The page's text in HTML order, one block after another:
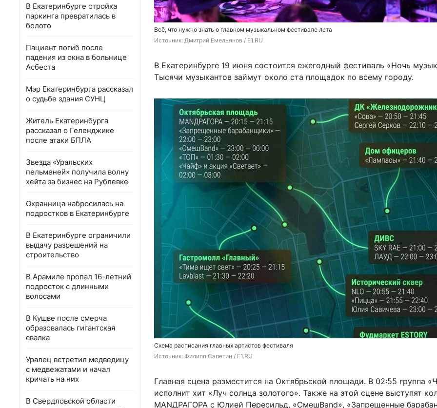
В Екатеринбурге стройка
паркинга превратилась в
болото
Пациент погиб после
падения из окна в больнице
Асбеста
Мэр Екатеринбурга рассказал
о судьбе здания СУНЦ
Житель Екатеринбурга
рассказал о Геленджике
после атаки БПЛА
Звезда «Уральских
пельменей» получила волну
хейта за бизнес на Рублевке
Охранница набросилась на
подростков в Екатеринбурге
В Екатеринбурге ограничили
выдачу разрешений на
строительство
В Арамиле пропал 16-летний
подросток с длинными
волосами
В Кушве после смерча
образовалась гигантская
свалка
Уралец встретил медведицу
с медвежатами и начал
кричать на них
В Свердловской области
Всё, что нужно знать о главном музыкальном фестивале лета
Источник: Дмитрий Емельянов / E1.RU
В Екатеринбурге 19 июня состоится ежегодный фестиваль «Ночь
Тысячи музыкантов займут около ста площадок по всему городу.
Схема расписания главных артистов фестиваля
Источник: Филипп Сапегин / E1.RU
Главная сцена разместится на Октябрьской площади. В 02:55 группа
исполнит хит «Луч солнца золотого». Также на этой сцене выступят
МАNДРАГОРА с Юлией Пересильд, «СмешBand», «Запрещенные